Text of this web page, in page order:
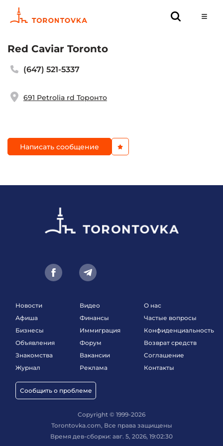
Red Caviar Toronto
(647) 521-5337
691 Petrolia rd Торонто
Написать сообщение
Новости
Афиша
Бизнесы
Объявления
Знакомства
Журнал
Сообщить о проблеме
Видео
Финансы
Иммиграция
Форум
Вакансии
Реклама
О нас
Частые вопросы
Конфиденциальность
Возврат средств
Соглашение
Контакты
Copyright © 1999-2026
Torontovka.com, Все права защищены
Время дев-сборки: авг. 5, 2026, 19:02:30